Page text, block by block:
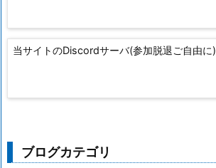
当サイトのDiscordサーバ(参加脱退ご自由に)
ブログカテゴリ